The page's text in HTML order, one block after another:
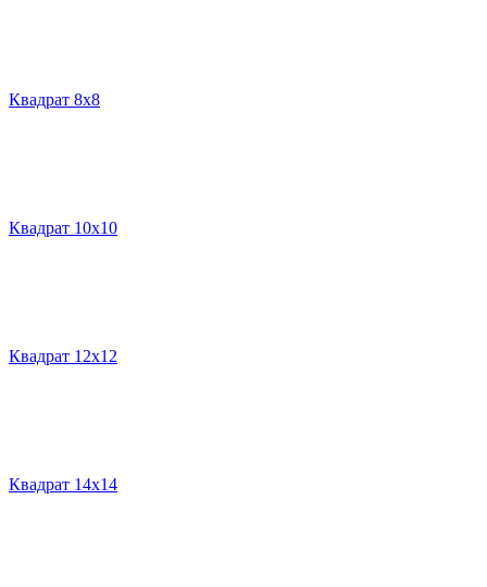
Квадрат 8х8
Квадрат 10х10
Квадрат 12х12
Квадрат 14х14